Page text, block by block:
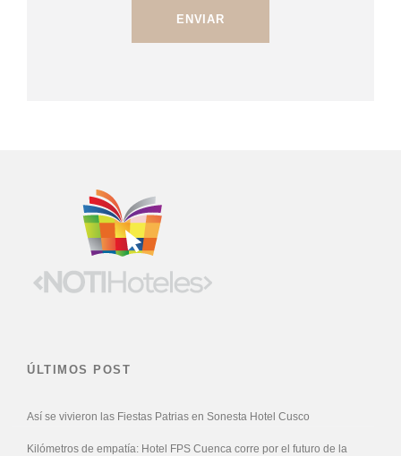
ÚLTIMOS POST
Así se vivieron las Fiestas Patrias en Sonesta Hotel Cusco
Kilómetros de empatía: Hotel FPS Cuenca corre por el futuro de la